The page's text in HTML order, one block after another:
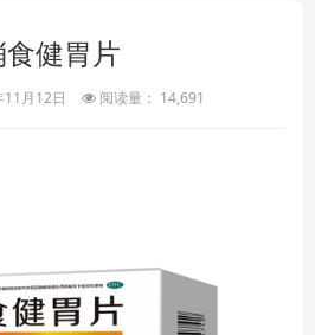
健胃片
月12日 阅读量： 14,691